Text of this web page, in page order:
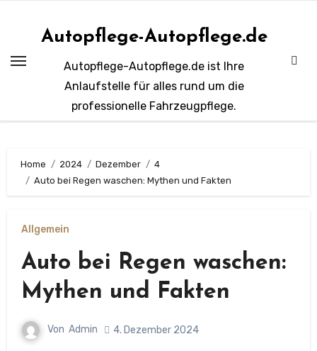
Autopflege-Autopflege.de
Autopflege-Autopflege.de ist Ihre
Anlaufstelle für alles rund um die
professionelle Fahrzeugpflege.
Home 2024 Dezember
4
Auto bei Regen waschen: Mythen und Fakten
Allgemein
Auto bei Regen waschen:
Mythen und Fakten
Von Admin 4. Dezember 2024